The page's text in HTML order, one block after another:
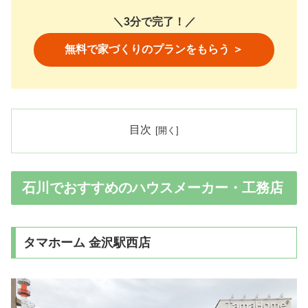
＼3分で完了！／
無料で家づくりのプランをもらう ＞
目次
石川でおすすめのハウスメーカー・工務店
タマホーム 金沢駅西店